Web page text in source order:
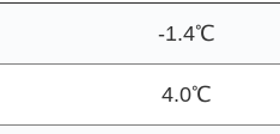
-1.4℃
4.0℃